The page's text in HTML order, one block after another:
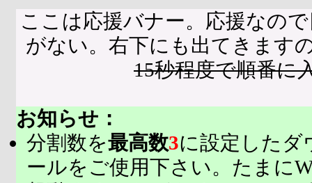
ここは応援バナー。応援なの
がない。右下にも出てきます
15秒程度で順番に
お知らせ：
分割数を最高数3に設定したダ
ールをご使用下さい。たまに